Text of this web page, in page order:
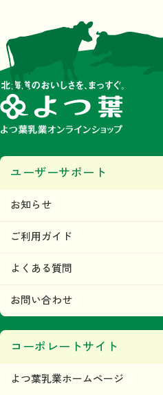
ユーザーサポート
お知らせ
ご利用ガイド
よくある質問
お問い合わせ
コーポレートサイト
よつ葉乳業ホームページ